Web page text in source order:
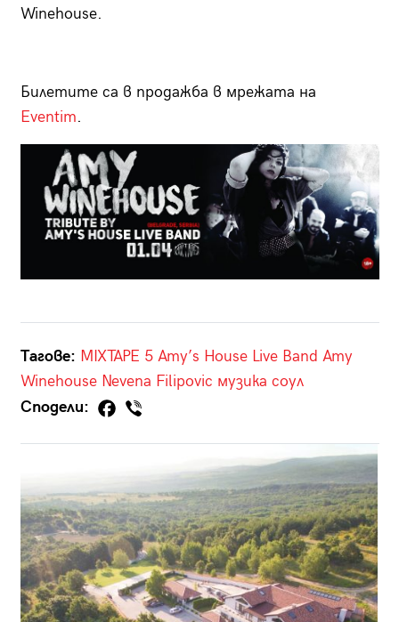
Winehouse.
Билетите са в продажба в мрежата на
Еventim.
Тагове: MIXTAPE 5 Amy’s House Live Band Amy
Winehouse Nevena Filipovic музика соул
Сподели: